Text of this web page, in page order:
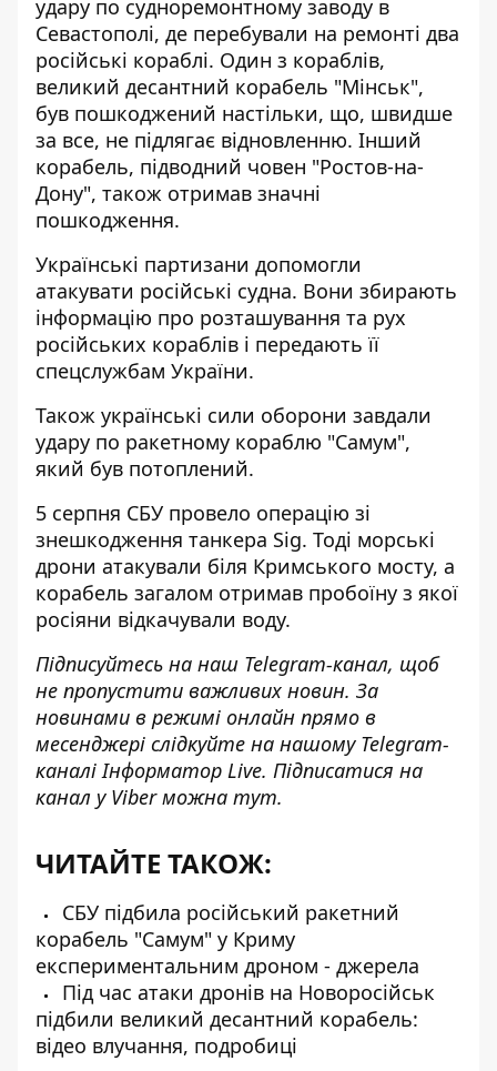
удару по судноремонтному заводу в
Севастополі, де перебували на ремонті два
російські кораблі. Один з кораблів,
великий десантний корабель "Мінськ",
був пошкоджений настільки, що, швидше
за все, не підлягає відновленню. Інший
корабель, підводний човен "Ростов-на-
Дону", також отримав значні
пошкодження.
Українські партизани допомогли
атакувати російські судна. Вони збирають
інформацію про розташування та рух
російських кораблів і передають її
спецслужбам України.
Також українські сили оборони завдали
удару по ракетному кораблю "Самум",
який був потоплений.
5 серпня СБУ провело операцію зі
знешкодження танкера Sig. Тоді морські
дрони атакували біля Кримського мосту, а
корабель загалом отримав пробоїну з якої
росіяни відкачували воду.
Підписуйтесь на наш Telegram-канал, щоб
не пропустити важливих новин. За
новинами в режимі онлайн прямо в
месенджері слідкуйте на нашому Telegram-
каналіІнформатор Live. Підписатися на
канал у Viber можна тут.
ЧИТАЙТЕ ТАКОЖ:
СБУ підбила російський ракетний
корабель "Самум" у Криму
експериментальним дроном - джерела
Під час атаки дронів на Новоросійськ
підбили великий десантний корабель:
відео влучання, подробиці